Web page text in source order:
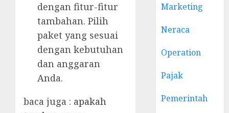
dengan fitur-fitur
tambahan. Pilih
paket yang sesuai
dengan kebutuhan
dan anggaran
Anda.
baca juga : apakah
Marketing
Neraca
Operation
Pajak
Pemerintah